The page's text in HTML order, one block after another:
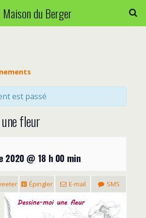
Maison du Berger
est passé
fleur
2020 @ 18 h 00 min
Épingler E-mail SMS